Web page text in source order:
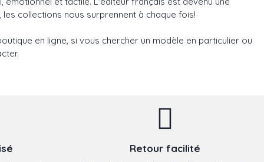
collections nous surprennent à chaque fois!
en ligne, si vous chercher un modèle en particulier ou
Retour facilité